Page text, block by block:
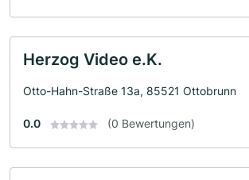
Herzog Video e.K.
Otto-Hahn-Straße 13a, 85521 Ottobrunn
0.0 (0 Bewertungen)